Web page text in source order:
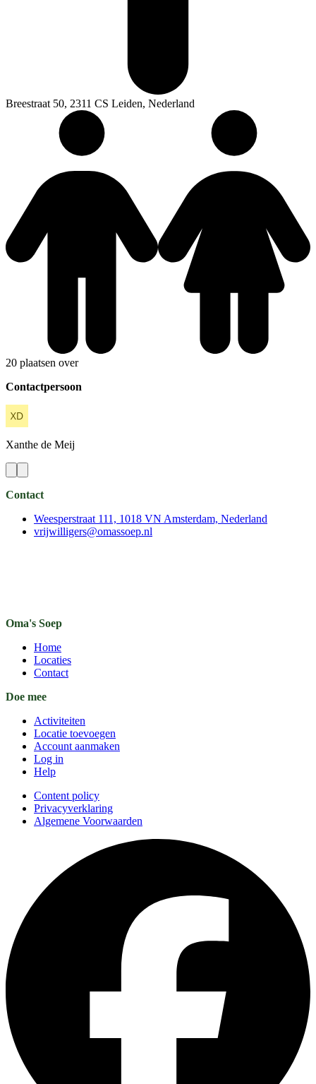
Breestraat 50, 2311 CS Leiden, Nederland
20 plaatsen over
Contactpersoon
Xanthe de Meij
Contact
Weesperstraat 111, 1018 VN Amsterdam, Nederland
vrijwilligers@omassoep.nl
Oma's Soep
Home
Locaties
Contact
Doe mee
Activiteiten
Locatie toevoegen
Account aanmaken
Log in
Help
Content policy
Privacyverklaring
Algemene Voorwaarden